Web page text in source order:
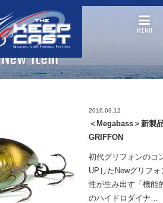
MENU
New item
2016.03.12
＜Megabass＞新製
GRIFFON
初代グリフォンのコ
UPしたNewグリフ
性が生み出す「機能
のハイドロダイナ…